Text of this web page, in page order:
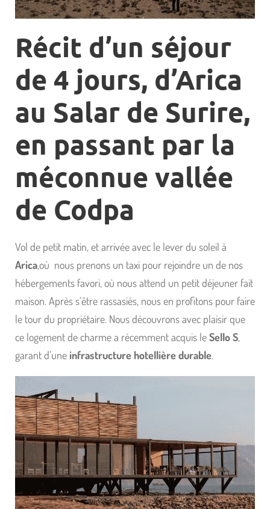
Récit d’un séjour
de 4 jours, d’Arica
au Salar de Surire,
en passant par la
méconnue vallée
de Codpa
Vol de petit matin, et arrivée avec le lever du soleil à
Arica,où nous prenons un taxi pour rejoindre un de nos
hébergements favori, où nous attend un petit déjeuner fait
maison. Après s’être rassasiés, nous en profitons pour faire
le tour du propriétaire. Nous découvrons avec plaisir que
ce logement de charme a récemment acquis leSello S,
garant d’une infrastructure hotellière durable.